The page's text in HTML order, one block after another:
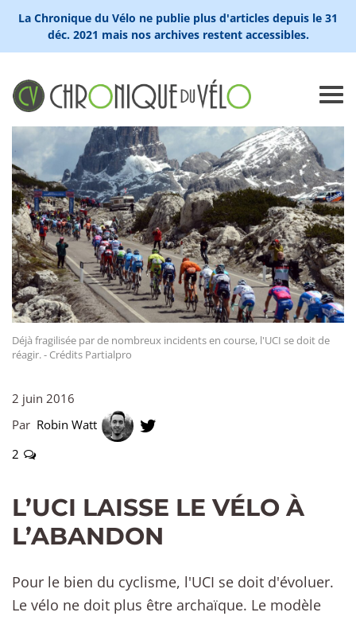
La Chronique du Vélo ne publie plus d'articles depuis le 31
déc. 2021 mais nos archives restent accessibles.
Déjà fragilisée par de nombreux incidents en course, l'UCI se doit de
réagir. - Crédits Partialpro
2 juin 2016
Par Robin Watt
2
L’UCI LAISSE LE VÉLO À
L’ABANDON
Pour le bien du cyclisme, l'UCI se doit d'évoluer.
Le vélo ne doit plus être archaïque. Le modèle